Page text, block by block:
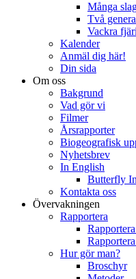
Många
Två
Vackra
Kalender
Anmäl dig här!
Din sida
Om oss
Bakgrund
Vad gör vi
Filmer
Årsrapporter
Biogeografisk
Nyhetsbrev
In English
Butterfly
Kontakta oss
Övervakningen
Rapportera
Hur gör man?
Broschyr